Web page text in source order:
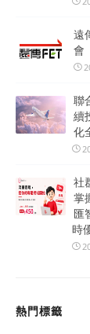
遠
會
聯
續
化
社
掌
匯
時
熱門標籤